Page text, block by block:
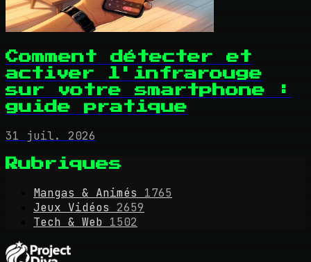
Comment détecter et
activer l'infrarouge
sur votre smartphone :
guide pratique
31 juil. 2026
Rubriques
Mangas & Animés
1765
Jeux Vidéos
2659
Tech & Web 1502